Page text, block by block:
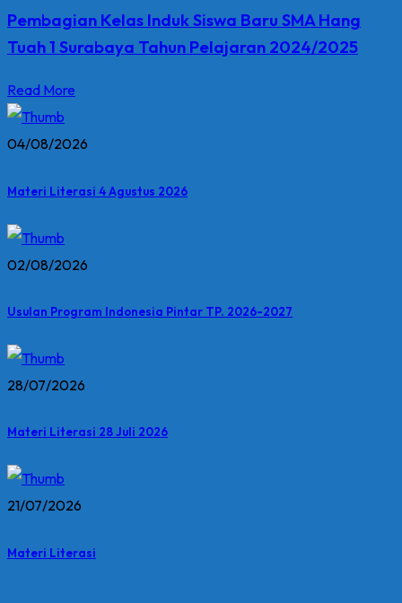
Pembagian Kelas Induk Siswa Baru SMA Hang
Tuah 1 Surabaya Tahun Pelajaran 2024/2025
Read More
04/08/2026
Materi Literasi 4 Agustus 2026
02/08/2026
Usulan Program Indonesia Pintar TP. 2026-2027
28/07/2026
Materi Literasi 28 Juli 2026
21/07/2026
Materi Literasi